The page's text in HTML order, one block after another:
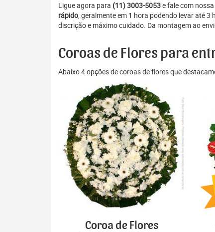
Ligue agora para (11) 3003-5053e fale com
rápido, geralmente em 1 hora podendo levar até
discrição e máximo cuidado. Da montagem ao
Coroas de Flores para
Abaixo 4 opções de coroas de flores que
Coroa de Flores